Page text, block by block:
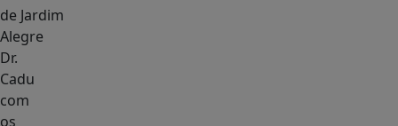
Dr.
Cadu
com
os